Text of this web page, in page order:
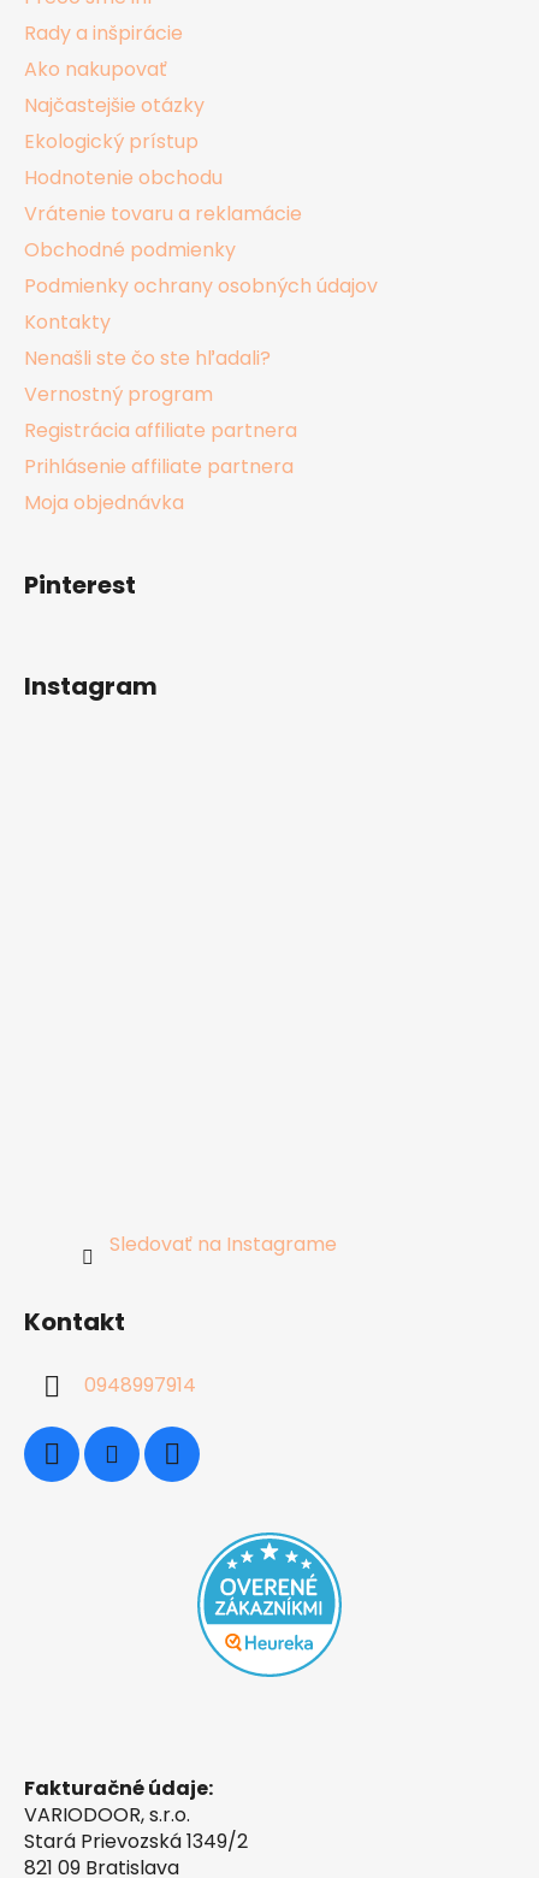
Rady a inšpirácie
Ako nakupovať
Najčastejšie otázky
Ekologický prístup
Hodnotenie obchodu
Vrátenie tovaru a reklamácie
Obchodné podmienky
Podmienky ochrany osobných údajov
Kontakty
Nenašli ste čo ste hľadali?
Vernostný program
Registrácia affiliate partnera
Prihlásenie affiliate partnera
Moja objednávka
Pinterest
Instagram
Sledovať na Instagrame
Kontakt
0948997914
Fakturačné údaje:
VARIODOOR, s.r.o.
Stará Prievozská 1349/2
821 09 Bratislava